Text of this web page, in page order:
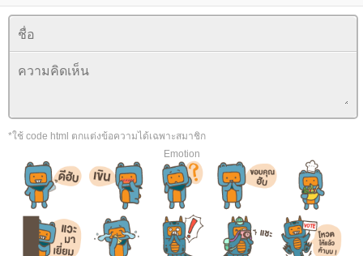
*ใช้ code html ตกแต่งข้อความได้เฉพาะสมาชิก
Emotion